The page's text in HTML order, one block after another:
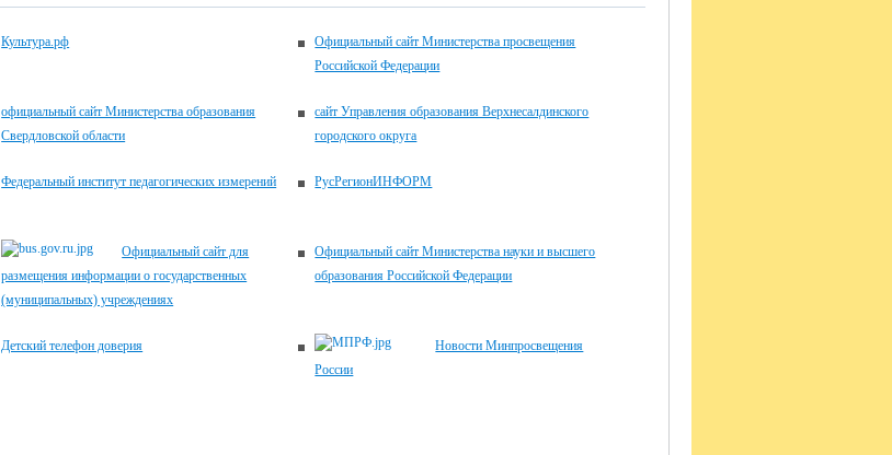
Культура.рф
Официальный сайт Министерства просвещения
Российской Федерации
официальный сайт Министерства образования
Свердловской области
сайт Управления образования Верхнесалдинского
городского округа
Федеральный институт педагогических измерений РусРегионИНФОРМ
Официальный сайт для
размещения информации о государственных
(муниципальных) учреждениях
Официальный сайт Министерства науки и высшего
образования Российской Федерации
Детский телефон доверия
Новости Минпросвещения
России